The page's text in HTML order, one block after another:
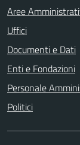
Aree
Uffici
Documenti e Dati
Enti e Fondazioni
Personale
Politici